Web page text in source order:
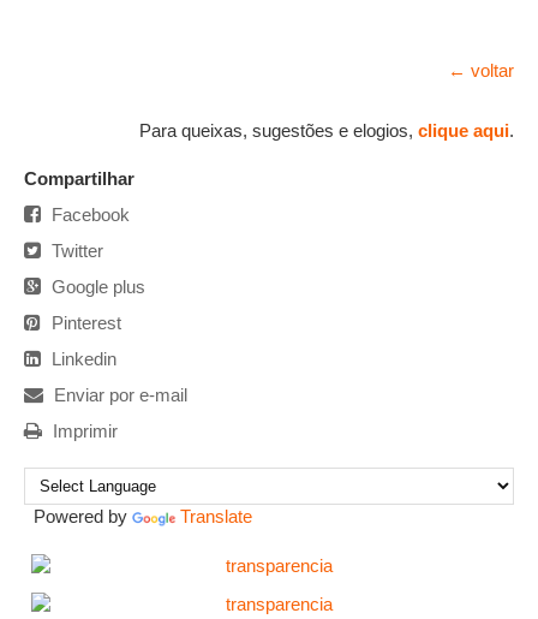
← voltar
Para queixas, sugestões e elogios, clique aqui.
Compartilhar
Facebook
Twitter
Google plus
Pinterest
Linkedin
Enviar por e-mail
Imprimir
Powered by Translate